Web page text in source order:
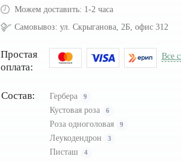
Можем доставить: 1-2 часа
Самовывоз: ул. Скрыганова, 2Б, офис 312
Простая
оплата:
Все
Состав: Гербера 9
Кустовая роза 6
Роза одноголовая 9
Леукодендрон 3
Писташ 4